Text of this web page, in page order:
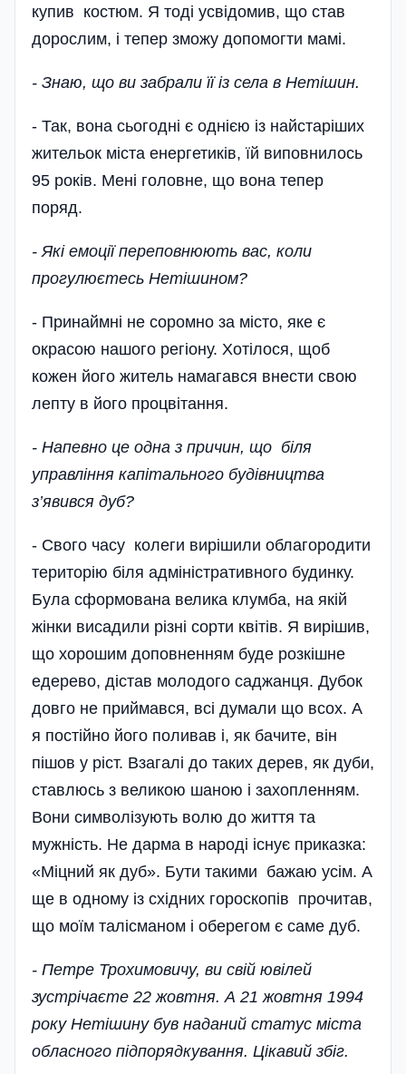
купив костюм. Я тоді усвідомив, що став
дорослим, і тепер зможу допомогти мамі.
- Знаю, що ви забрали її із села в Нетішин.
- Так, вона сьогодні є однією із найстаріших
жительок міста енергетиків, їй виповнилось
95 років. Мені головне, що вона тепер
поряд.
- Які емоції переповнюють вас, коли
прогулюєтесь Нетішином?
- Принаймні не соромно за місто, яке є
окрасою нашого регіону. Хотілося, щоб
кожен його житель намагався внести свою
лепту в його процвітання.
- Напевно це одна з причин, що біля
управління капітального будівництва
з’явився дуб?
- Свого часу колеги вирішили облагородити
територію біля адміністративного будинку.
Була сформована велика клумба, на якій
жінки висадили різні сорти квітів. Я вирішив,
що хорошим доповненням буде розкішне
едерево, дістав молодого саджанця. Дубок
довго не приймався, всі думали що всох. А
я постійно його поливав і, як бачите, він
пішов у ріст. Взагалі до таких дерев, як дуби,
ставлюсь з великою шаною і захопленням.
Вони символізують волю до життя та
мужність. Не дарма в народі існує приказка:
«Міцний як дуб». Бути такими бажаю усім. А
ще в одному із східних гороскопів прочитав,
що моїм талісманом і оберегом є саме дуб.
- Петре Трохимовичу, ви свій ювілей
зустрічаєте 22 жовтня. А 21 жовтня 1994
року Нетішину був наданий статус міста
обласного підпорядкування. Цікавий збіг.